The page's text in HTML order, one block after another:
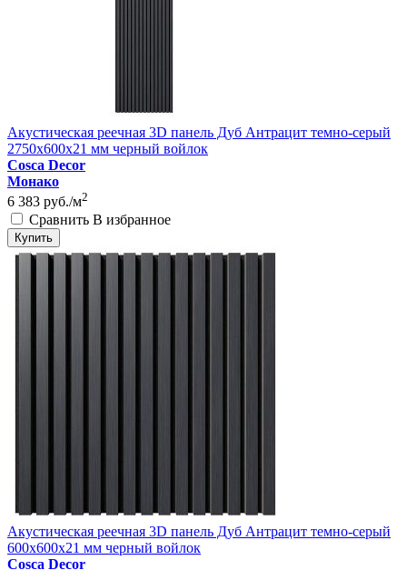
Акустическая реечная 3D панель Дуб Антрацит темно-серый
2750x600x21 мм черный войлок
Cosca Decor
Монако
6 383 руб./м2
Сравнить В избранное
Купить
Акустическая реечная 3D панель Дуб Антрацит темно-серый
600x600x21 мм черный войлок
Cosca Decor